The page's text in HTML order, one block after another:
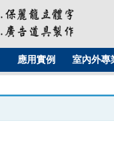
應用實例 室內外專